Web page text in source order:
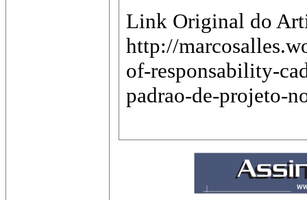
Link Original do
http://
of-responsability-
padrao-de-projeto-